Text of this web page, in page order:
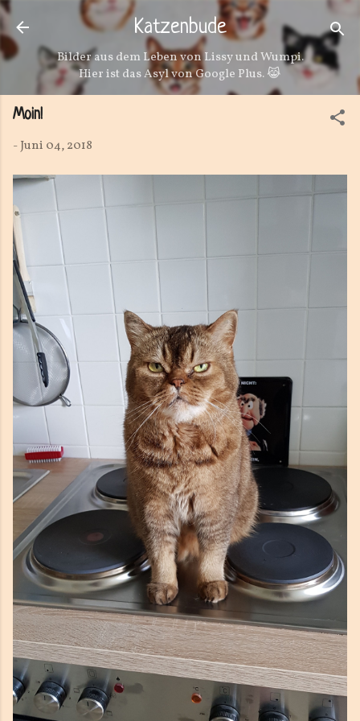
Direkt zum Hauptbereich
Katzenbude
Bilder aus dem Leben von Lissy und Wumpi.
Hier ist das Asyl von Google Plus. 😹
Moin!
-Juni 04, 2018